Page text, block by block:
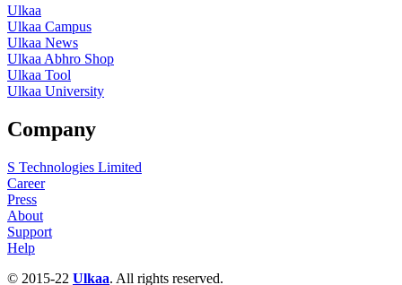
Ulkaa
Ulkaa Campus
Ulkaa News
Ulkaa Abhro Shop
Ulkaa Tool
Ulkaa University
Company
S Technologies Limited
Career
Press
About
Support
Help
© 2015-22 Ulkaa. All rights reserved.